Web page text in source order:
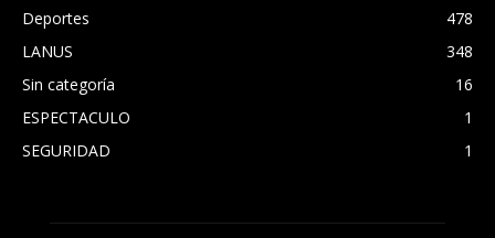
Deportes
478
LANUS
348
Sin categoría
16
ESPECTACULO
1
SEGURIDAD
1